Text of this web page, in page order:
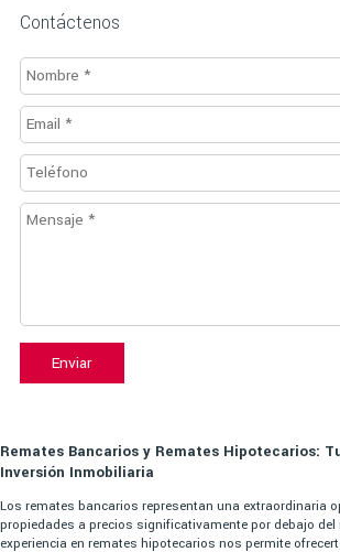
Contáctenos
Enviar
Remates Bancarios y Remates Hipotecarios:
Inversión Inmobiliaria
Los remates bancarios representan una extraordinaria
propiedades a precios significativamente por debajo
experiencia en remates hipotecarios nos permite